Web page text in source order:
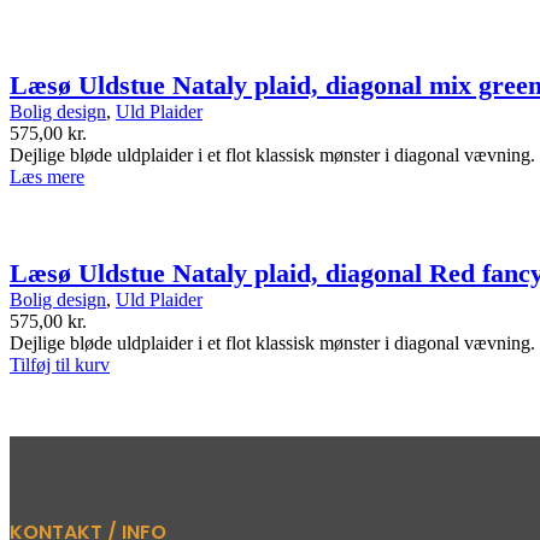
Læsø Uldstue Nataly plaid, diagonal mix
Bolig design, Uld Plaider
575,00 kr.
Dejlige bløde uldplaider i et flot klassisk mønster i diagonal vævning.
Læs mere
Læsø Uldstue Nataly plaid, diagonal Red
Bolig design, Uld Plaider
575,00 kr.
Dejlige bløde uldplaider i et flot klassisk mønster i diagonal vævning.
Tilføj til kurv
KONTAKT / INFO